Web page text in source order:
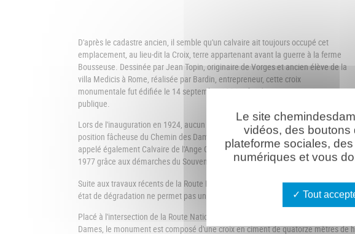
D'après le cadastre ancien, il semble qu'un calvaire ait toujours occupé cet
emplacement, au lieu-dit la Croix, terre appartenant avant la guerre à la ferme
Bousseuse. Dessinée par Jean Topin, originaire de Vorges et ancien élève de la
villa Medicis à Rome, réalisée par Bardin, entrepreneur, cette croix
monumentale fut édifiée le 14 septembre 1924 grâce à une souscription
publique.
Lors de l'inauguration en 1924, aucun officiel n'était présent, affirmant la
position fâcheuse du Chemin des Dames dans la mémoire collective. L'édifice,
appelé également Calvaire de l'Ange Gardien, bénéficia d'une restauration en
1977 grâce aux démarches du Souvenir Français.
Suite aux travaux récents de la Route Nationale 2 entre Soissons et Laon, le site
état de dégradation ne permet pas un déplacement.
Placé à l'intersection de la Route Nationale 2 reliant Laon à Soissons et de la
Dames, le monument est composé d'une croix en ciment de quatorze mètres
Le site
vidéos, des boutons
plateforme sociales,
numériques et vous
Tout